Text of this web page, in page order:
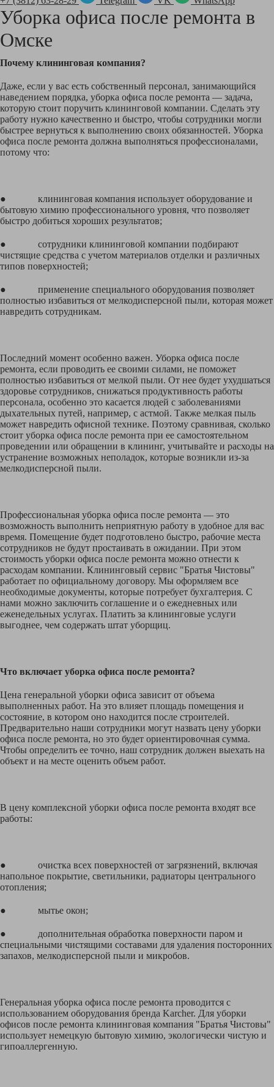
Уборка офиса после ремонта в
Омске
Почему клининговая компания?
Даже, если у вас есть собственный персонал, занимающийся
наведением порядка, уборка офиса после ремонта — задача,
которую стоит поручить клининговой компании. Сделать эту
работу нужно качественно и быстро, чтобы сотрудники могли
быстрее вернуться к выполнению своих обязанностей. Уборка
офиса после ремонта должна выполняться профессионалами,
потому что:
● клининговая компания использует оборудование и
бытовую химию профессионального уровня, что позволяет
быстро добиться хороших результатов;
● сотрудники клининговой компании подбирают
чистящие средства с учетом материалов отделки и различных
типов поверхностей;
● применение специального оборудования позволяет
полностью избавиться от мелкодисперсной пыли, которая может
навредить сотрудникам.
Последний момент особенно важен. Уборка офиса после
ремонта, если проводить ее своими силами, не поможет
полностью избавиться от мелкой пыли. От нее будет ухудшаться
здоровье сотрудников, снижаться продуктивность работы
персонала, особенно это касается людей с заболеваниями
дыхательных путей, например, с астмой. Также мелкая пыль
может навредить офисной технике. Поэтому сравнивая, сколько
стоит уборка офиса после ремонта при ее самостоятельном
проведении или обращении в клининг, учитывайте и расходы на
устранение возможных неполадок, которые возникли из-за
мелкодисперсной пыли.
Профессиональная уборка офиса после ремонта — это
возможность выполнить неприятную работу в удобное для вас
время. Помещение будет подготовлено быстро, рабочие места
сотрудников не будут простаивать в ожидании. При этом
стоимость уборки офиса после ремонта можно отнести к
расходам компании. Клининговый сервис "Братья Чистовы"
работает по официальному договору. Мы оформляем все
необходимые документы, которые потребует бухгалтерия. С
нами можно заключить соглашение и о ежедневных или
еженедельных услугах. Платить за клининговые услуги
выгоднее, чем содержать штат уборщиц.
Что включает уборка офиса после ремонта?
Цена генеральной уборки офиса зависит от объема
выполненных работ. На это влияет площадь помещения и
состояние, в котором оно находится после строителей.
Предварительно наши сотрудники могут назвать цену уборки
офиса после ремонта, но это будет ориентировочная сумма.
Чтобы определить ее точно, наш сотрудник должен выехать на
объект и на месте оценить объем работ.
В цену комплексной уборки офиса после ремонта входят все
работы:
● очистка всех поверхностей от загрязнений, включая
напольное покрытие, светильники, радиаторы центрального
отопления;
● мытье окон;
● дополнительная обработка поверхности паром и
специальными чистящими составами для удаления посторонних
запахов, мелкодисперсной пыли и микробов.
Генеральная уборка офиса после ремонта проводится с
использованием оборудования бренда Karcher. Для уборки
офисов после ремонта клининговая компания "Братья Чистовы"
использует немецкую бытовую химию, экологически чистую и
гипоаллергенную.